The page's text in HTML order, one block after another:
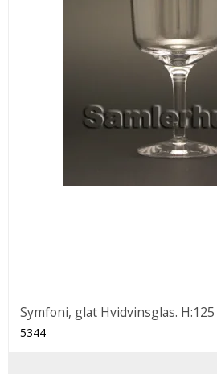
Symfoni, glat Hvidvinsglas. H:125
5344